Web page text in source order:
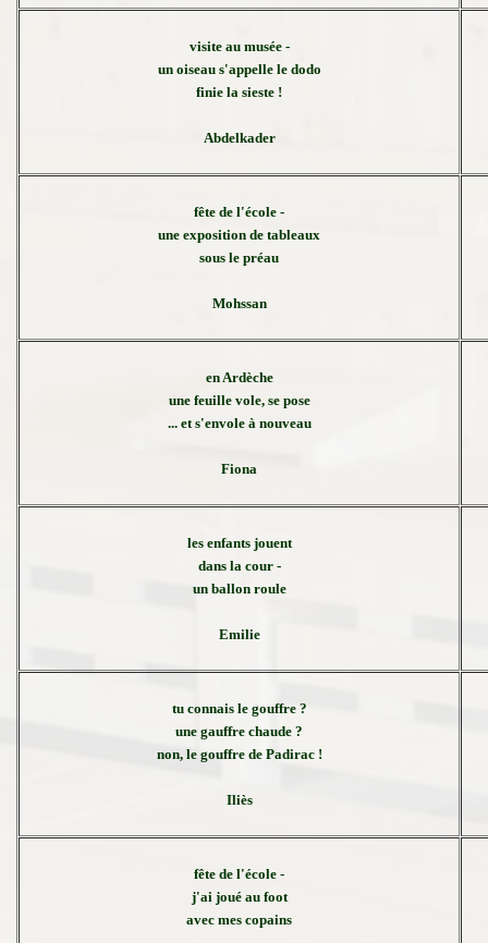
visite au musée -
un oiseau s'appelle le dodo
finie la sieste !
Abdelkader
fête de l'école -
une exposition de tableaux
sous le préau
Mohssan
en Ardèche
une feuille vole, se pose
... et s'envole à nouveau
Fiona
les enfants jouent
dans la cour -
un ballon roule
Emilie
tu connais le gouffre ?
une gauffre chaude ?
non, le gouffre de Padirac !
Iliès
fête de l'école -
j'ai joué au foot
avec mes copains